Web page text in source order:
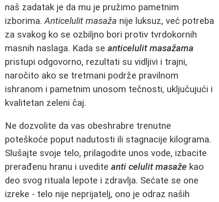
naš zadatak je da mu je pružimo pametnim
izborima.Anticelulit masaža nije luksuz, već potreba
za svakog ko se ozbiljno bori protiv tvrdokornih
masnih naslaga. Kada se anticelulit masažama
pristupi odgovorno, rezultati su vidljivi i trajni,
naročito ako se tretmani podrže pravilnom
ishranom i pametnim unosom tečnosti, uključujući i
kvalitetan zeleni čaj.
Ne dozvolite da vas obeshrabre trenutne
poteškoće poput nadutosti ili stagnacije kilograma.
Slušajte svoje telo, prilagodite unos vode, izbacite
prerađenu hranu i uvedite anti celulit masaže kao
deo svog rituala lepote i zdravlja. Sećate se one
izreke - telo nije neprijatelj, ono je odraz naših